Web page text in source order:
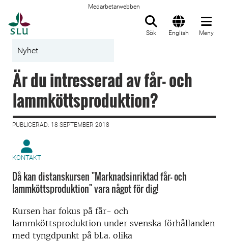
Medarbetarwebben
Sök English Meny
Nyhet
Är du intresserad av får- och
lammköttsproduktion?
PUBLICERAD: 18 SEPTEMBER 2018
KONTAKT
Då kan distanskursen "Marknadsinriktad får- och
lammköttsproduktion" vara något för dig!
Kursen har fokus på får- och
lammköttsproduktion under svenska förhållanden
med tyngdpunkt på bl.a. olika